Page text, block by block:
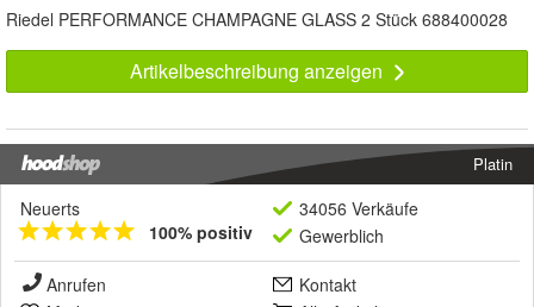
Riedel PERFORMANCE CHAMPAGNE GLASS 2 Stück 688400028
Artikelbeschreibung anzeigen
Platin
Neuerts
100% positiv
34056 Verkäufe
Gewerblich
Anrufen
Kontakt